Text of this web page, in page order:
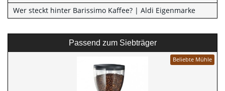
Wer steckt hinter Barissimo Kaffee? | Aldi Eigenmarke
Passend zum Siebträger
Beliebte Mühle